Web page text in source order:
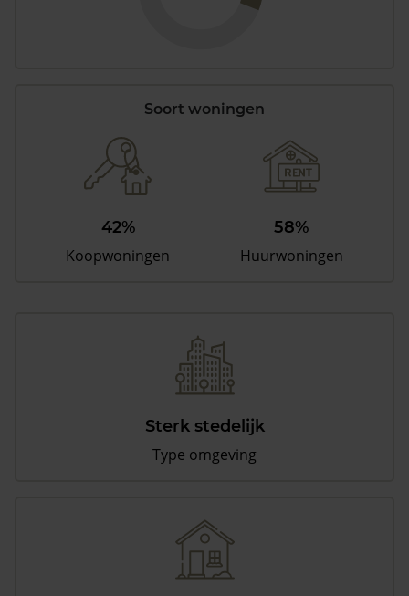
Soort woningen
42%
Koopwoningen
58%
Huurwoningen
Sterk stedelijk
Type omgeving